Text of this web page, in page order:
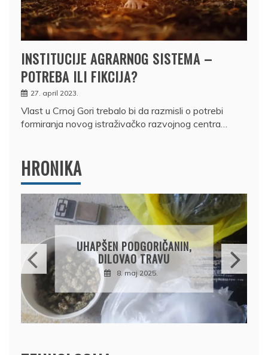
INSTITUCIJE AGRARNOG SISTEMA –
POTREBA ILI FIKCIJA?
27. april 2023.
Vlast u Crnoj Gori trebalo bi da razmisli o potrebi
formiranja novog istraživačko razvojnog centra…
HRONIKA
DRŽAVLJANIN RUSIJE
OSUMNJIČEN DA JE
PRODAO TUĐI BMW,
DRŽAVU NAPUSTIO
BRODOM
12. februar 2025.